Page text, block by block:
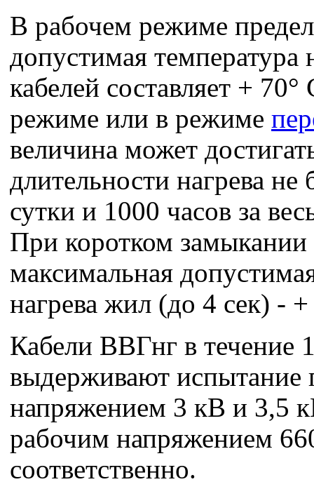
В рабочем режиме
допустимая температура
кабелей составляет +
режиме или в режиме
величина может
длительности нагрева не
сутки и 1000 часов за
При коротком замыкании
максимальная
нагрева жил (до 4 сек) -
Кабели ВВГнг в течение
выдерживают испытание
напряжением 3 кВ и 3,5
рабочим напряжением
соответственно.